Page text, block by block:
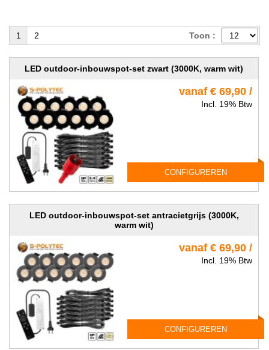
Toon :
1 2
LED outdoor-inbouwspot-set zwart (3000K, warm wit)
vanaf € 69,90 /
Incl. 19% Btw
CONFIGUREREN
LED outdoor-inbouwspot-set antracietgrijs (3000K,
warm wit)
vanaf € 69,90 /
Incl. 19% Btw
CONFIGUREREN